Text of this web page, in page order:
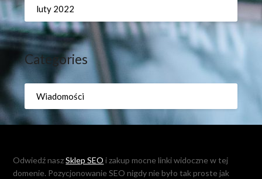
luty 2022
Categories
Wiadomości
Odwiedź naszSklep SEO i zakup mocne linki widoczne w tej
domenie. Pozycjonowanie SEO nigdy nie było tak proste jak